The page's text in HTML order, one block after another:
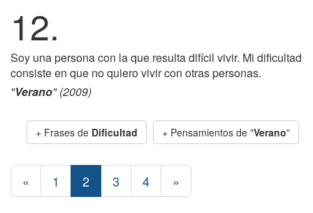
12.
Soy una persona con la que resulta difícil vivir. Mi dificultad
consiste en que no quiero vivir con otras personas.
"Verano" (2009)
+ Frases de Dificultad + Pensamientos de "Verano"
« 1 2 3 4 »